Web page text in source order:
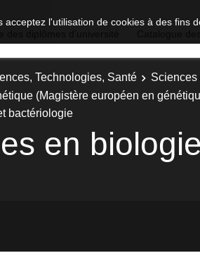
l'utilisation de cookies à des fins
Technologies, Santé
Sciences
(Magistère européen en
bactériologie
en